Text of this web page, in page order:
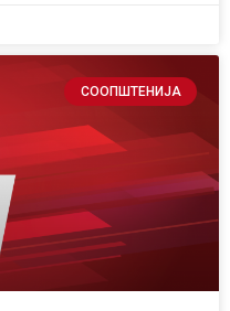
СООПШТЕНИЈА